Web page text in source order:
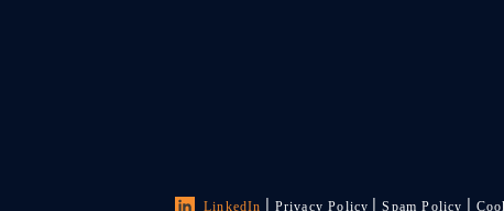
LinkedIn Privacy Policy Spam Policy